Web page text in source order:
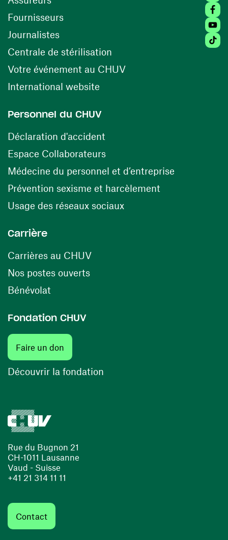
Rue du Bugnon 21
CH-1011 Lausanne
Vaud - Suisse
+41 21 314 11 11
Contact
Fournisseurs(ouvre une nouvelle fenêtre)
Journalistes
Centrale de stérilisation (ouvre une nouvelle
Votre événement au CHUV(ouvre une nouvelle
International website
Personnel du CHUV
Déclaration d'accident
Espace Collaborateurs(ouvre une nouvelle fenêtre)
Médecine du personnel et d’entreprise
Prévention sexisme et harcèlement
Usage des réseaux sociaux(ouvre une nouvelle
Carrière
Carrières au CHUV(ouvre une nouvelle fenêtre)
Nos postes ouverts(ouvre une nouvelle fenêtre)
Bénévolat
Fondation CHUV
Faire un don
Découvrir la fondation